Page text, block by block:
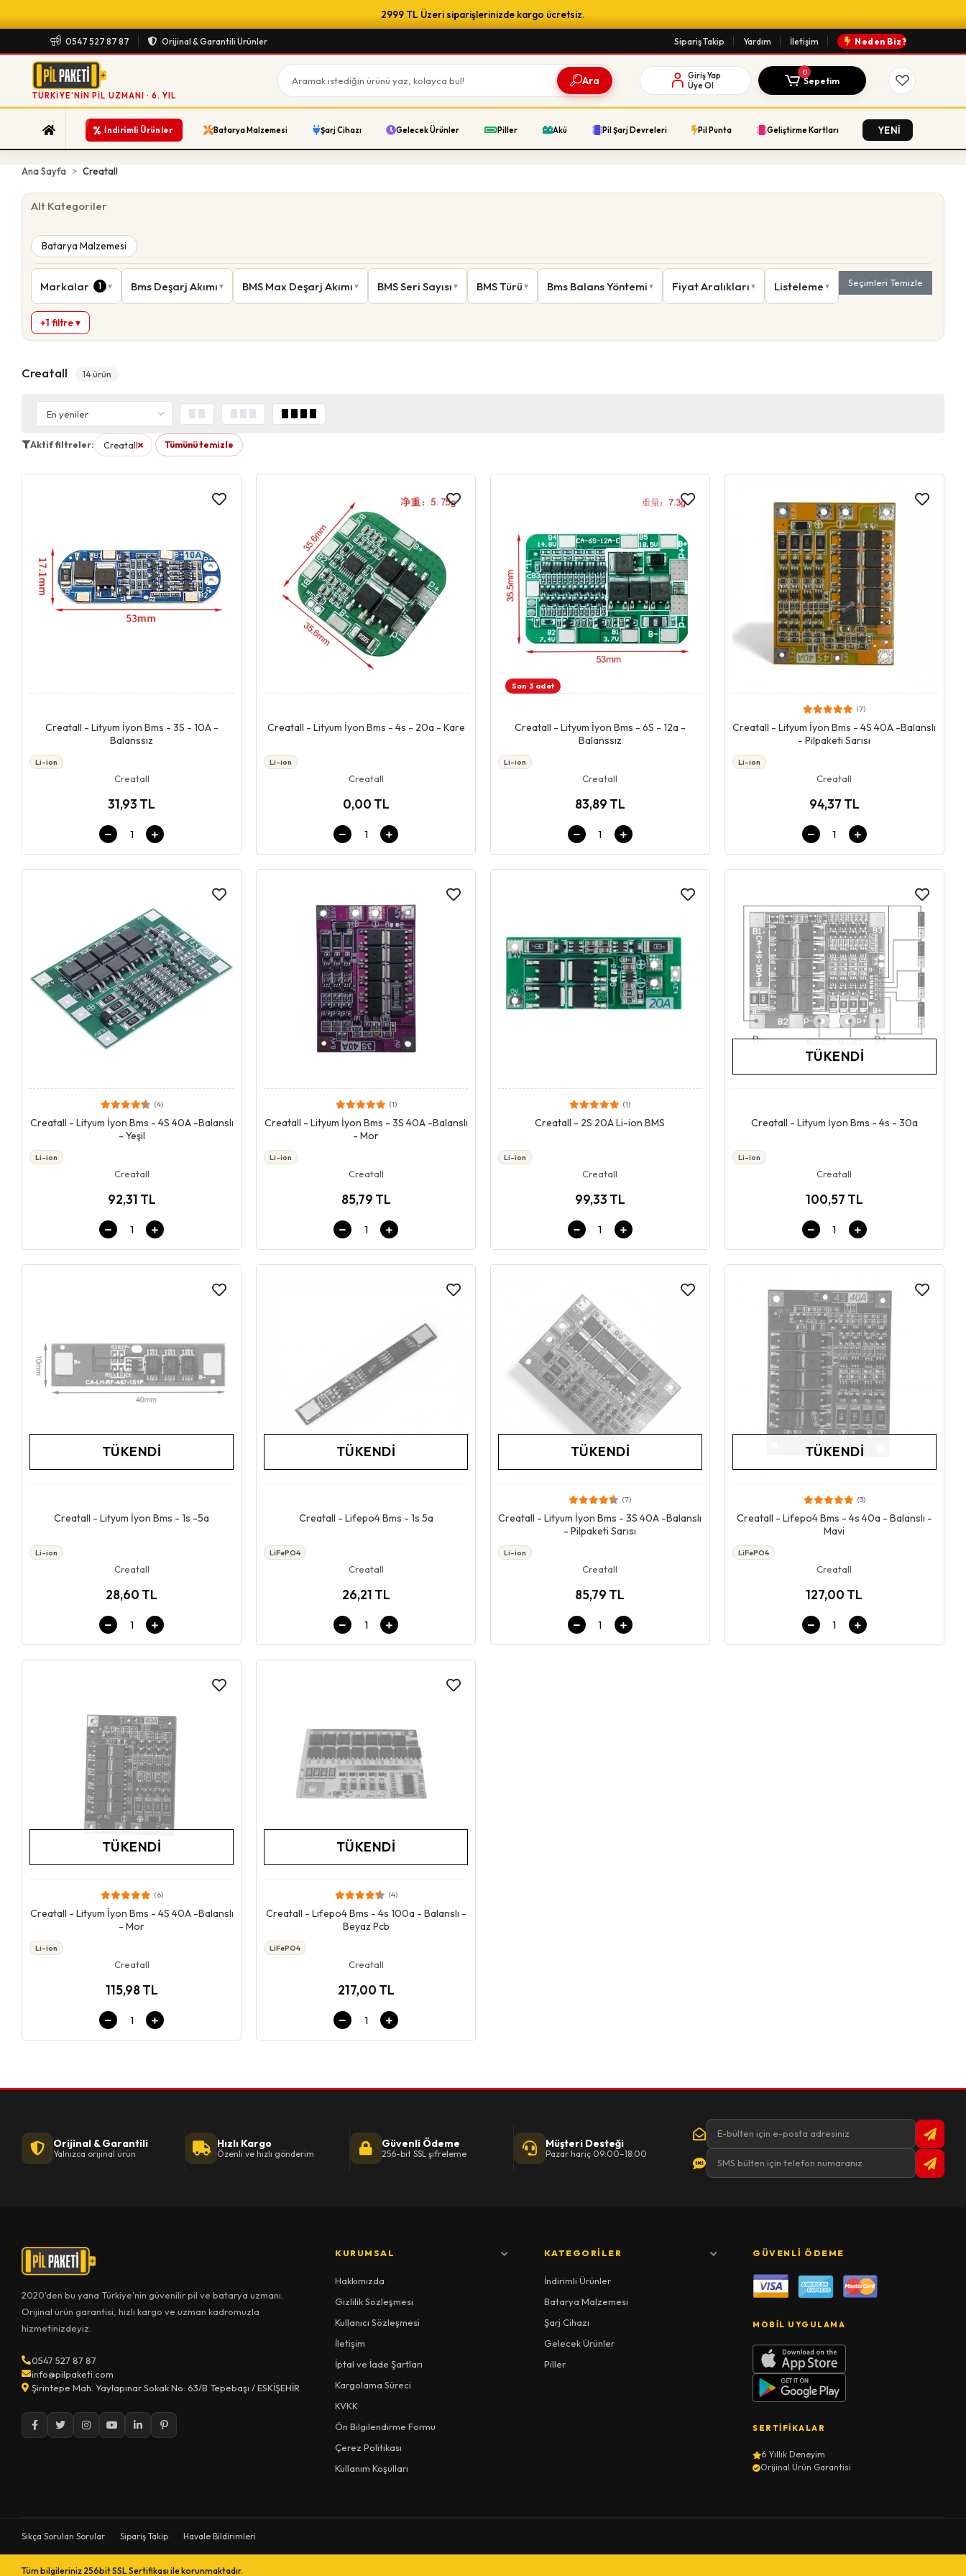
2999 TL Üzeri siparişlerinizde kargo ücretsiz.
0547 527 87 87 Orijinal & Garantili Ürünler Sipariş Takip Yardım İletişim Neden Biz?
TÜRKIYE'NIN PIL UZMANI · 6. YIL
Ara
Giriş Yap
Üye Ol
0
Sepetim
% İndirimli Ürünler Batarya Malzemesi Şarj Cihazı Gelecek Ürünler Piller Akü Pil Şarj Devreleri Pil Punta Geliştirme Kartları YENİ
Ana Sayfa Creatall
Alt Kategoriler
Batarya Malzemesi
Markalar 1 Bms Deşarj Akımı BMS Max Deşarj Akımı BMS Seri Sayısı BMS Türü Bms Balans Yöntemi Fiyat Aralıkları Listeleme Seçimleri Temizle
+1 filtre ▾
Creatall 14 ürün
Aktif filtreler: Creatall
filtresini kaldır Tümünü temizle
Creatall - Lityum İyon Bms - 3S - 10A -
Balanssız
Li-ion
Creatall
31,93 TL
Creatall - Lityum İyon Bms - 4s - 20a - Kare
Li-ion
Creatall
0,00 TL
Son 3 adet
Creatall - Lityum İyon Bms - 6S - 12a -
Balanssız
Li-ion
Creatall
83,89 TL
(7)
Creatall - Lityum İyon Bms - 4S 40A -Balanslı
- Pilpaketi Sarısı
Li-ion
Creatall
94,37 TL
(4)
Creatall - Lityum İyon Bms - 4S 40A -Balanslı
- Yeşil
Li-ion
Creatall
92,31 TL
(1)
Creatall - Lityum İyon Bms - 3S 40A -Balanslı
- Mor
Li-ion
Creatall
85,79 TL
(1)
Creatall - 2S 20A Li-ion BMS
Li-ion
Creatall
99,33 TL
TÜKENDI
Creatall - Lityum İyon Bms - 4s - 30a
Li-ion
Creatall
100,57 TL
TÜKENDI
Creatall - Lityum İyon Bms - 1s -5a
Li-ion
Creatall
28,60 TL
TÜKENDI
Creatall - Lifepo4 Bms - 1s 5a
LiFePO4
Creatall
26,21 TL
TÜKENDI
(7)
Creatall - Lityum İyon Bms - 3S 40A -Balanslı
- Pilpaketi Sarısı
Li-ion
Creatall
85,79 TL
TÜKENDI
(3)
Creatall - Lifepo4 Bms - 4s 40a - Balanslı -
Mavi
LiFePO4
Creatall
127,00 TL
TÜKENDI
(6)
Creatall - Lityum İyon Bms - 4S 40A -Balanslı
- Mor
Li-ion
Creatall
115,98 TL
TÜKENDI
(4)
Creatall - Lifepo4 Bms - 4s 100a - Balanslı -
Beyaz Pcb
LiFePO4
Creatall
217,00 TL
Orijinal & Garantili
Yalnızca orijinal ürün
Hızlı Kargo
Özenli ve hızlı gönderim
Güvenli Ödeme
256-bit SSL şifreleme
Müşteri Desteği
Pazar hariç 09:00–18:00
2020'den bu yana Türkiye'nin güvenilir pil ve batarya uzmanı.
Orijinal ürün garantisi, hızlı kargo ve uzman kadromuzla
hizmetinizdeyiz.
0547 527 87 87
info@pilpaketi.com
Şirintepe Mah. Yaylapınar Sokak No: 63/B Tepebaşı / ESKİŞEHİR
KURUMSAL
Hakkımızda
Gizlilik Sözleşmesi
Kullanıcı Sözleşmesi
İletişim
İptal ve İade Şartları
Kargolama Süreci
KVKK
Ön Bilgilendirme Formu
Çerez Politikası
Kullanım Koşulları
KATEGORILER
İndirimli Ürünler
Batarya Malzemesi
Şarj Cihazı
Gelecek Ürünler
Piller
GÜVENLI ÖDEME
MOBIL UYGULAMA
SERTIFIKALAR
6 Yıllık Deneyim
Orijinal Ürün Garantisi
Sıkça Sorulan Sorular Sipariş Takip Havale Bildirimleri
Tüm bilgileriniz 256bit SSL Sertifikası ile korunmaktadır.